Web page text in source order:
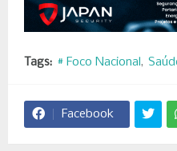
Tags: # Foco Nacional
Facebook